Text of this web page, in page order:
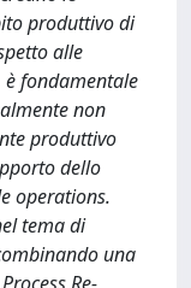
produttivo di
alle
è fondamentale
non
produttivo
dello
operations.
tema di
una